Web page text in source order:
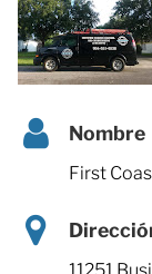
Nombre
First
11251